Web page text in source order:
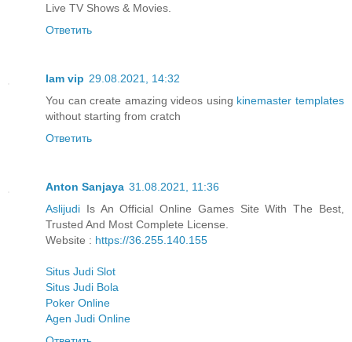
Live TV Shows & Movies.
Ответить
Iam vip 29.08.2021, 14:32
You can create amazing videos using kinemaster templates
without starting from cratch
Ответить
Anton Sanjaya 31.08.2021, 11:36
Aslijudi Is An Official Online Games Site With The Best,
Trusted And Most Complete License.
Website : https://36.255.140.155
Situs Judi Slot
Situs Judi Bola
Poker Online
Agen Judi Online